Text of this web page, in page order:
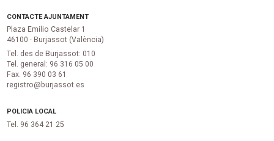
CONTACTE AJUNTAMENT
Plaza Emilio Castelar 1
46100 · Burjassot (València)
Tel. des de Burjassot: 010
Tel. general: 96 316 05 00
Fax. 96 390 03 61
registro@burjassot.es
POLICIA LOCAL
Tel. 96 364 21 25